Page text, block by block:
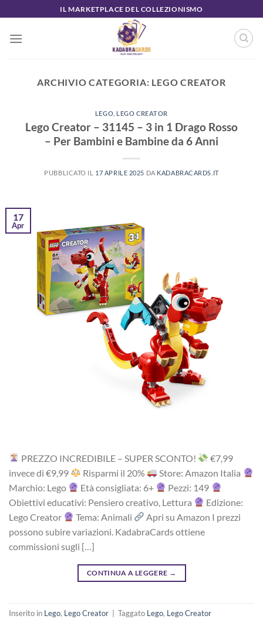
ai
contenuti
IL MARKETPLACE DEL COLLEZIONISMO
ARCHIVIO CATEGORIA: LEGO CREATOR
LEGO ,LEGO CREATOR
Lego Creator – 31145 – 3 in 1 Drago Rosso
– Per Bambini e Bambine da 6 Anni
PUBBLICATO IL 17 APRILE 2025 DA KADABRACARDS.IT
17
Apr
PREZZO INCREDIBILE – SUPER SCONTO!
‎€7,99
i‎nv‎ec‎e ‎di‎ €9,99
R‎is‎pa‎rm‎i ‎il‎ 20%
Store: Amazon Italia
Marchio: Lego
Età consigliata: 6+
Pezzi: 149
Obiettivi educativi: Pensiero creativo, Lettura
Edizione:
Lego Creator
Tema: Animali
Apri su Amazon I prezzi
possono subire variazioni. KadabraCards ottiene
commissioni sugli […]
CONTINUA A LEGGERE →
Inserito in Lego, Lego Creator Taggato Lego, Lego Creator